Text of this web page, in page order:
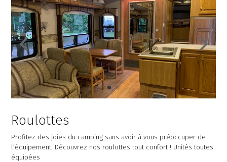
Roulottes
Profitez des joies du camping sans avoir à vous préoccuper de
l’équipement. Découvrez nos roulottes tout confort ! Unités toutes
équipées